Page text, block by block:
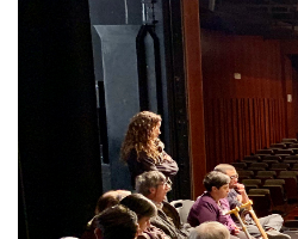
Portal de Transparència